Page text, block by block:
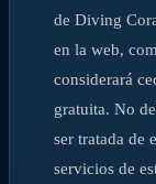
de Diving
en la web,
considerará
gratuita. No
ser tratada de
servicios de